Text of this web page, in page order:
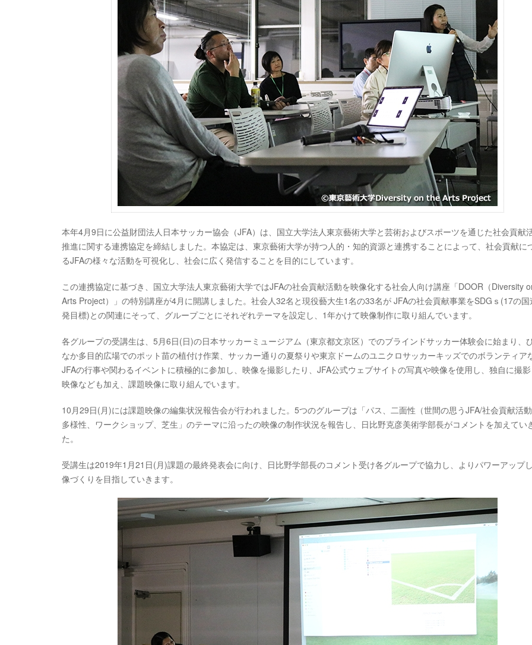
本年4月9日に公益財団法人日本サッカー協会（JFA）は、国立大学法人東京藝術大学と芸術およびスポーツを通じた社会貢献
推進に関する連携協定を締結しました。本協定は、東京藝術大学が持つ人的・知的資源と連携することによって、社会貢献に
るJFAの様々な活動を可視化し、社会に広く発信することを目的にしています。
この連携協定に基づき、国立大学法人東京藝術大学ではJFAの社会貢献活動を映像化する社会人向け講座「DOOR（Diversity
Arts Project）」の特別講座が4月に開講しました。社会人32名と現役藝大生1名の33名が JFAの社会貢献事業をSDGｓ(17の国
発目標)との関連にそって、グループごとにそれぞれテーマを設定し、1年かけて映像制作に取り組んでいます。
各グループの受講生は、5月6日(日)の日本サッカーミュージアム（東京都文京区）でのブラインドサッカー体験会に始まり、
なか多目的広場でのポット苗の植付け作業、サッカー通りの夏祭りや東京ドームのユニクロサッカーキッズでのボランティア
JFAの行事や関わるイベントに積極的に参加し、映像を撮影したり、JFA公式ウェブサイトの写真や映像を使用し、独自に撮影
映像なども加え、課題映像に取り組んでいます。
10月29日(月)には課題映像の編集状況報告会が行われました。5つのグループは「パス、二面性（世間の思うJFA/社会貢献活動
多様性、ワークショップ、芝生」のテーマに沿ったの映像の制作状況を報告し、日比野克彦美術学部長がコメントを加えてい
た。
受講生は2019年1月21日(月)課題の最終発表会に向け、日比野学部長のコメント受け各グループで協力し、よりパワーアップ
像づくりを目指していきます。